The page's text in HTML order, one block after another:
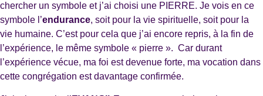
chercher un symbole et j’ai choisi une PIERRE. Je vois en ce
symbole l’endurance, soit pour la vie spirituelle, soit pour la
vie humaine. C’est pour cela que j’ai encore repris, à la fin de
l’expérience, le même symbole « pierre ». Car durant
l’expérience vécue, ma foi est devenue forte, ma vocation dans
cette congrégation est davantage confirmée.